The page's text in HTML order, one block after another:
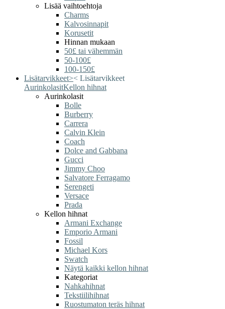
Lisää vaihtoehtoja
Charms
Kalvosinnapit
Korusetit
Hinnan mukaan
50£ tai vähemmän
50-100£
100-150£
Lisätarvikkeet>< Lisätarvikkeet
AurinkolasitKellon hihnat
Aurinkolasit
Bolle
Burberry
Carrera
Calvin Klein
Coach
Dolce and Gabbana
Gucci
Jimmy Choo
Salvatore Ferragamo
Serengeti
Versace
Prada
Kellon hihnat
Armani Exchange
Emporio Armani
Fossil
Michael Kors
Swatch
Näytä kaikki kellon hihnat
Kategoriat
Nahkahihnat
Tekstiilihihnat
Ruostumaton teräs hihnat